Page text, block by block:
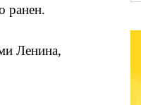
ранен.
Ленина,